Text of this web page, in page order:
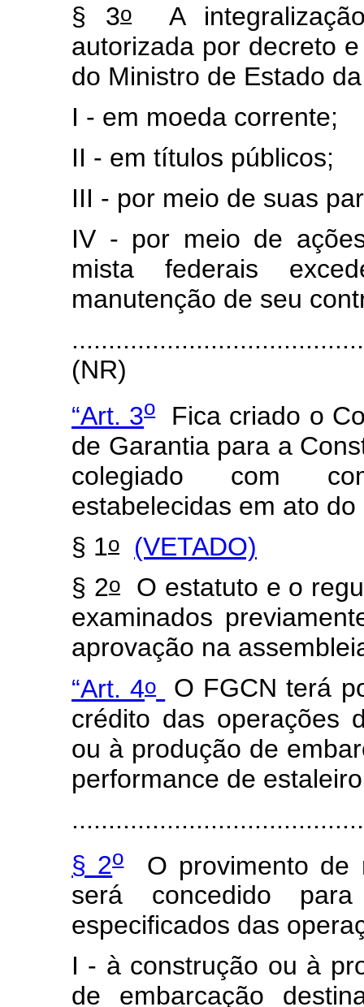
§ 3oA
autorizada por decreto
do Ministro de Estado
I - em moeda corrente;
II - em títulos públicos;
III - por meio de suas
IV - por meio de
mista federais
manutenção de seu
(NR)
“Art. 3oFica criado o
de Garantia para a
colegiado com
estabelecidas em ato
§ 1o
(VETADO)
§ 2oO estatuto e o
examinados
aprovação na
“Art. 4o
O FGCN terá
crédito das operações
ou à produção de
performance de
§ 2oO provimento de
será concedido
especificados das
I - à construção ou à
de embarcação